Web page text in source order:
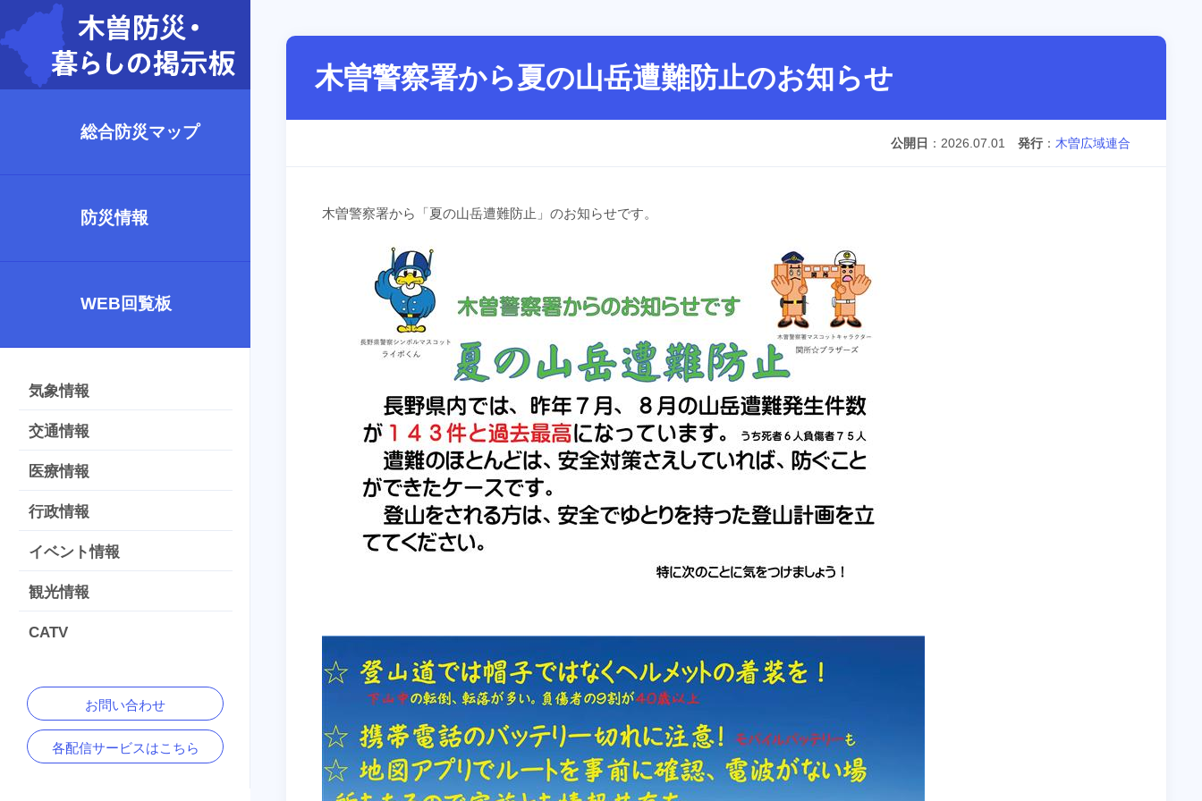
総合防災マップ
防災情報
WEB回覧板
気象情報
交通情報
医療情報
行政情報
イベント情報
観光情報
CATV
お問い合わせ
各配信サービスはこちら
木曽警察署から夏の山岳遭難防止のお知らせ
公開日 2026.07.01 発行 木曽広域連合
木曽警察署から「夏の山岳遭難防止」のお知らせです。